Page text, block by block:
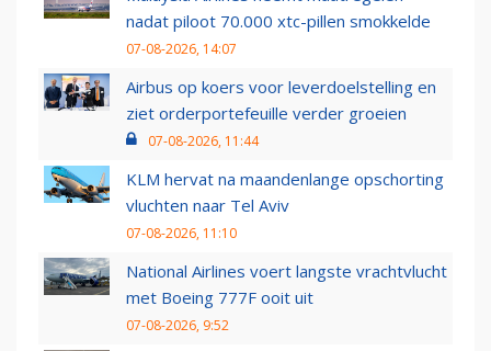
nadat piloot 70.000 xtc-pillen smokkelde
07-08-2026, 14:07
Airbus op koers voor leverdoelstelling en
ziet orderportefeuille verder groeien
07-08-2026, 11:44
KLM hervat na maandenlange opschorting
vluchten naar Tel Aviv
07-08-2026, 11:10
National Airlines voert langste vrachtvlucht
met Boeing 777F ooit uit
07-08-2026, 9:52